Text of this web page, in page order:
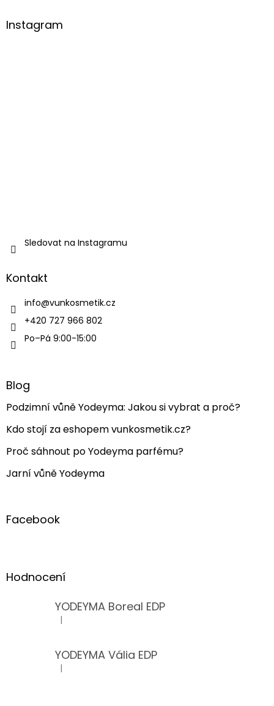
Instagram
Sledovat na Instagramu
Kontakt
info@vunkosmetik.cz
+420 727 966 802
Po–Pá 9:00-15:00
Blog
Podzimní vůně Yodeyma: Jakou si vybrat a proč?
Kdo stojí za eshopem vunkosmetik.cz?
Proč sáhnout po Yodeyma parfému?
Jarní vůně Yodeyma
Facebook
Hodnocení
YODEYMA Boreal EDP
Hodnocení produktu je 5 z 5 hvězdiček.
|
YODEYMA Vália EDP
Hodnocení produktu je 5 z 5 hvězdiček.
|